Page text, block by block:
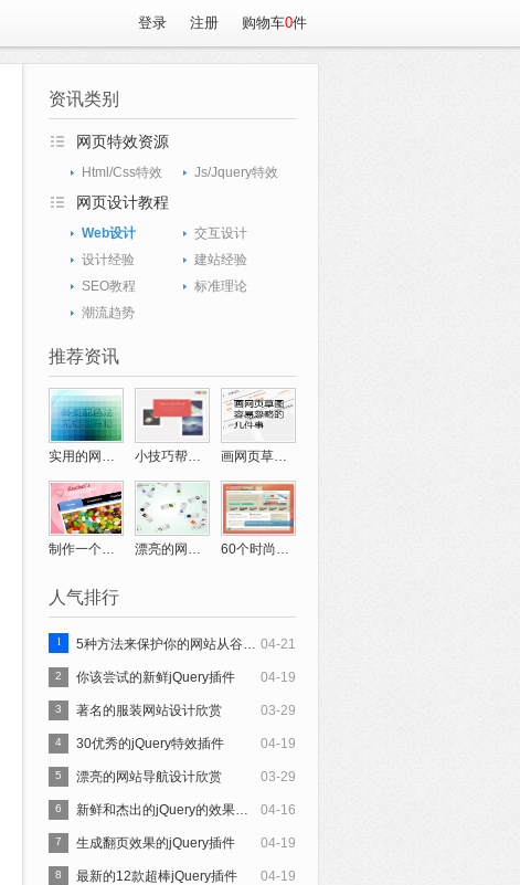
购物车0件
注册
登录
资讯类别
网页特效资源
Html/Css特效 Js/Jquery特效
网页设计教程
Web设计
交互设计
设计经验
建站经验
SEO教程
标准理论
潮流趋势
推荐资讯
实用的网页配色技巧 小技巧帮你完成创意十足的网页设计 画网页草图经验讲谈
制作一个糖果店网站教程 漂亮的网站导航设计欣赏 60个时尚网站设计界面创意欣赏
人气排行
04-21
1 5种方法来保护你的网站从谷歌搜索引擎优化处罚
04-19
2 你该尝试的新鲜jQuery插件
03-29
3 著名的服装网站设计欣赏
04-19
4 30优秀的jQuery特效插件
03-29
5 漂亮的网站导航设计欣赏
04-16
6 新鲜和杰出的jQuery的效果摘要
04-19
7 生成翻页效果的jQuery插件
04-19
8 最新的12款超棒jQuery插件